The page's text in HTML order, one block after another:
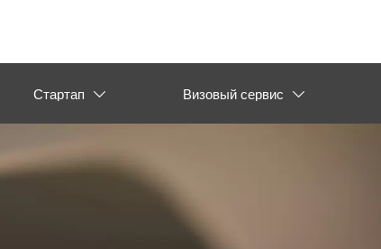
Стартап  Визовый сервис 